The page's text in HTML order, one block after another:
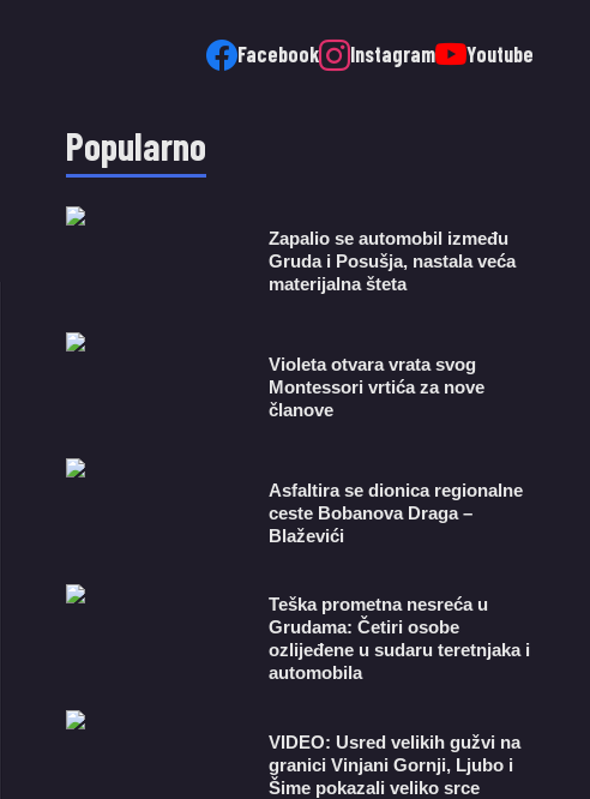
Facebook Instagram Youtube
Popularno
Zapalio se automobil između
Gruda i Posušja, nastala veća
materijalna šteta
Violeta otvara vrata svog
Montessori vrtića za nove
članove
Asfaltira se dionica regionalne
ceste Bobanova Draga –
Blaževići
Teška prometna nesreća u
Grudama: Četiri osobe
ozlijeđene u sudaru teretnjaka i
automobila
VIDEO: Usred velikih gužvi na
granici Vinjani Gornji, Ljubo i
Šime pokazali veliko srce